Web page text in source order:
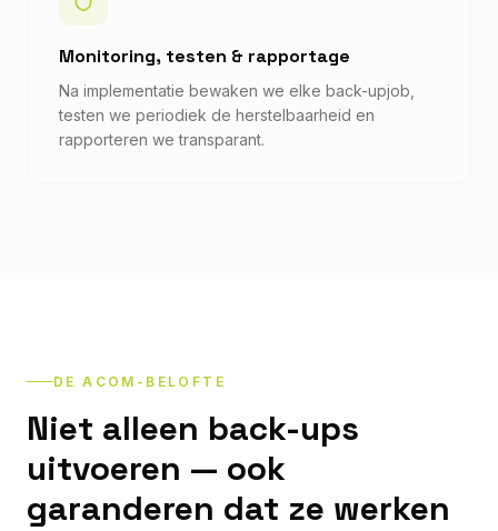
Monitoring, testen & rapportage
Na implementatie bewaken we elke back-upjob,
testen we periodiek de herstelbaarheid en
rapporteren we transparant.
DE ACOM-BELOFTE
Niet alleen back-ups
uitvoeren — ook
garanderen dat ze werken